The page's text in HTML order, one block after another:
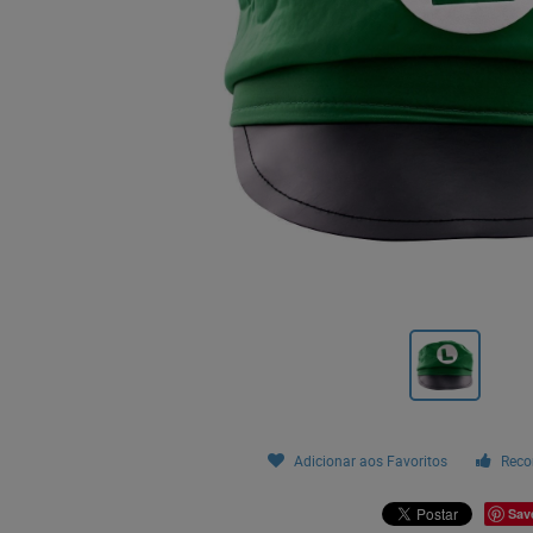
Adicionar aos Favoritos